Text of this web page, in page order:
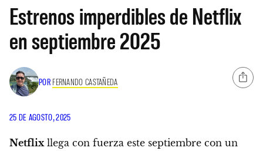
Estrenos imperdibles de Netflix
en septiembre 2025
POR FERNANDO CASTAÑEDA
25 DE AGOSTO, 2025
Netflix llega con fuerza este septiembre con un